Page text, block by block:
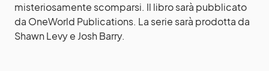
misteriosamente scomparsi. Il libro sarà pubblicato
da OneWorld Publications. La serie sarà prodotta da
Shawn Levy e Josh Barry.